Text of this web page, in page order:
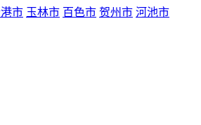
市 玉林市 百色市 贺州市 河池市